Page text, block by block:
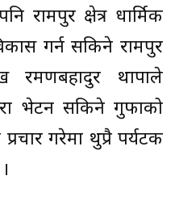
रामपुर क्षेत्र धार्मिक
गर्न सकिने रामपुर
रमणबहादुर थापाले
भेटन सकिने गुफाको
गरेमा थुप्रै पर्यटक